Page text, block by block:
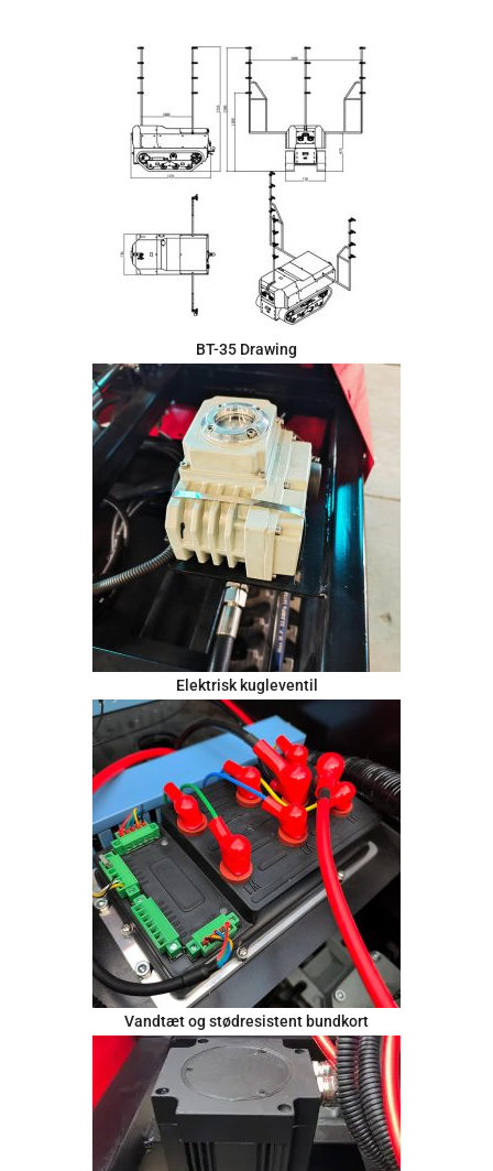
BT-35 Drawing
Elektrisk kugleventil
Vandtæt og stødresistent bundkort